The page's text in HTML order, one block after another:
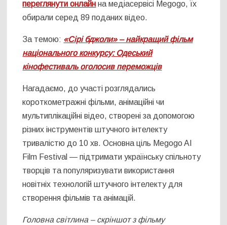
переглянути онлайн на медіасервісі Megogo, їх
обирали серед 89 поданих відео.
За темою: «Сірі бджоли» – найкращий фільм
національного конкурсу: Одеський
кінофестиваль оголосив переможців
Нагадаємо, до участі розглядались
короткометражні фільми, анімаційні чи
мультиплікаційні відео, створені за допомогою
різних інструментів штучного інтелекту
тривалістю до 10 хв. Основна ціль Megogo AI
Film Festival — підтримати українську спільноту
творців та популяризувати використання
новітніх технологій штучного інтелекту для
створення фільмів та анімацій.
Головна світлина – скріншот з фільму